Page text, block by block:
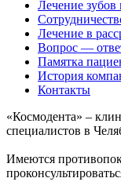
Лечение зубов
Лечение в
Вопрос —
Памятка
История
Контакты
«Космодента» –
специалистов в
Имеются